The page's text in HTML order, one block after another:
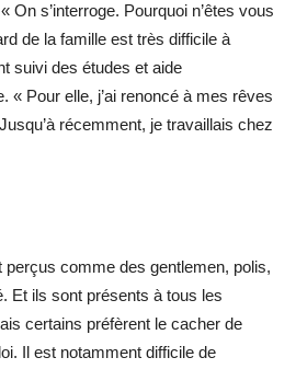
On s’interroge. Pourquoi n’êtes vous
de la famille est très difficile à
suivi des études et aide
« Pour elle, j’ai renoncé à mes rêves
récemment, je travaillais chez
comme des gentlemen, polis,
Et ils sont présents à tous les
certains préfèrent le cacher de
Il est notamment difficile de